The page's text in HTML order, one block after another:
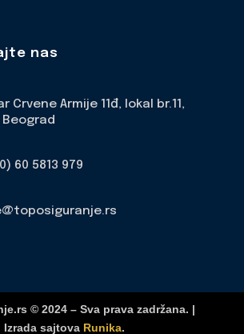
nas
Crvene Armije 11đ, lokal br.11,
Beograd
60 5813 979
© 2024 – Sva prava zadržana. |
Izrada sajtova Runika.